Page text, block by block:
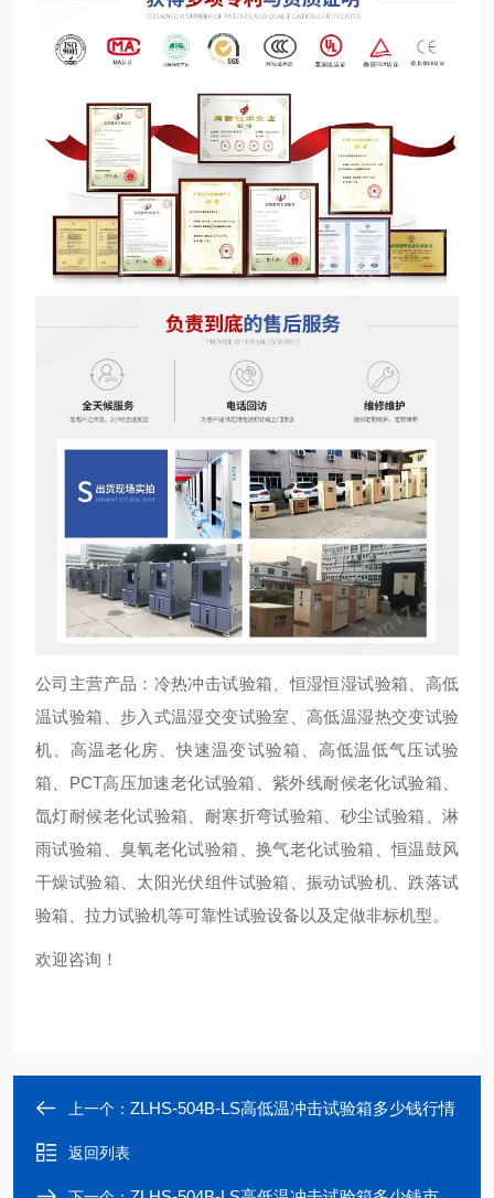
公司主营产品：冷热冲击试验箱、恒湿恒湿试验箱、高低
温试验箱、步入式温湿交变试验室、高低温湿热交变试验
机、高温老化房、快速温变试验箱、高低温低气压试验
箱、PCT高压加速老化试验箱、紫外线耐候老化试验箱、
氙灯耐候老化试验箱、耐寒折弯试验箱、砂尘试验箱、淋
雨试验箱、臭氧老化试验箱、换气老化试验箱、恒温鼓风
干燥试验箱、太阳光伏组件试验箱、振动试验机、跌落试
验箱、拉力试验机等可靠性试验设备以及定做非标机型。
欢迎咨询！
上一个： ZLHS-504B-LS高低温冲击试验箱多少钱行情
返回列表